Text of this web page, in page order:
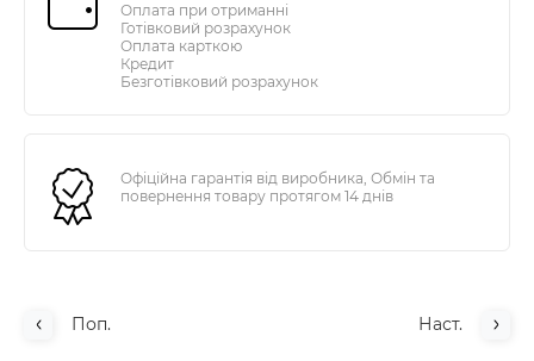
Оплата при отриманні
Готівковий розрахунок
Оплата карткою
Кредит
Безготівковий розрахунок
Офіційна гарантія від виробника, Обмін та
повернення товару протягом 14 днів
Поп. Наст.